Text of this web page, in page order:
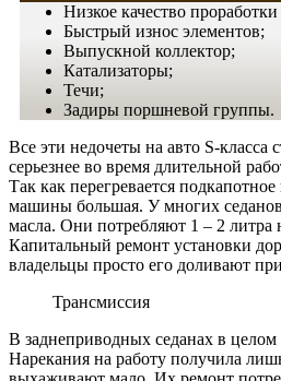
Низкое качество
Быстрый износ элементов;
Выпускной коллектор;
Катализаторы;
Течи;
Задиры поршневой группы.
Все эти недочеты на авто S-класса
серьезнее во время длительной
Так как перегревается
машины большая. У многих седанов
масла. Они потребляют 1 – 2
Капитальный ремонт установки
владельцы просто его доливают
Трансмиссия
В заднеприводных седанах в целом
Нарекания на работу получила